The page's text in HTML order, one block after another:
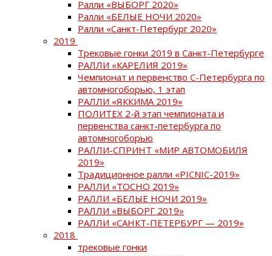
Ралли «ВЫБОРГ 2020»
Ралли «БЕЛЫЕ НОЧИ 2020»
Ралли «Санкт-Петербург 2020»
2019
Трековые гонки 2019 в Санкт-Петербурге
РАЛЛИ «КАРЕЛИЯ 2019»
Чемпионат и первенство С-Петербурга по
автомногоборью, 1 этап
РАЛЛИ «ЯККИМА 2019»
ПОЛИТЕХ 2-й этап чемпионата и
первенства санкт-петербурга по
автомногоборью
РАЛЛИ-СПРИНТ «МИР АВТОМОБИЛЯ
2019»
Традиционное ралли «PICNIC-2019»
РАЛЛИ «ТОСНО 2019»
РАЛЛИ «БЕЛЫЕ НОЧИ 2019»
РАЛЛИ «ВЫБОРГ 2019»
РАЛЛИ «САНКТ-ПЕТЕРБУРГ — 2019»
2018
трековые гонки